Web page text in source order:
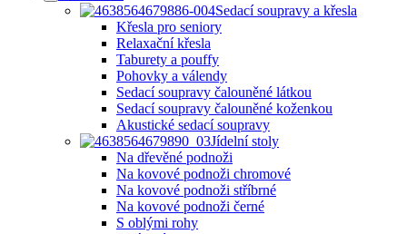
Sedací soupravy a křesla
Křesla pro seniory
Relaxační křesla
Taburety a pouffy
Pohovky a válendy
Sedací soupravy čalouněné látkou
Sedací soupravy čalouněné koženkou
Akustické sedací soupravy
Jídelní stoly
Na dřevěné podnoži
Na kovové podnoži chromové
Na kovové podnoži stříbrné
Na kovové podnoži černé
S oblými rohy